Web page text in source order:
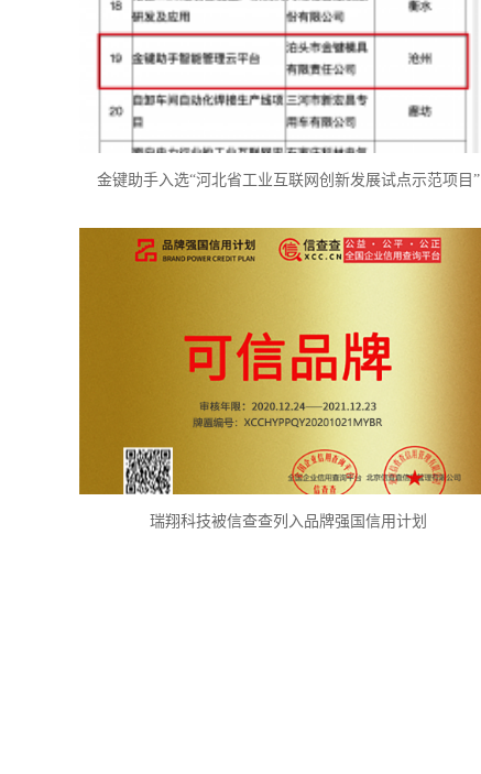
金键助手入选“河北省工业互联网创新发展试点示范项目”
瑞翔科技被信查查列入品牌强国信用计划